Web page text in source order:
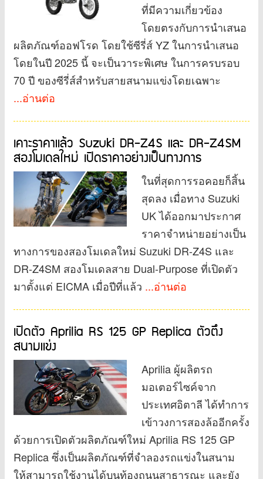
ที่มีความเกี่ยวข้อง
โดยตรงกับการนำเสนอ
ผลิตภัณฑ์ออฟโรด โดยใช้ซีรี่ส์ YZ ในการนำเสนอ
โดยในปี 2025 นี้ จะเป็นวาระพิเศษ ในการครบรอบ
70 ปี ของซีรี่ส์สำหรับสายสนามแข่งโดยเฉพาะ
...อ่านต่อ
เคาะราคาแล้ว Suzuki DR-Z4S และ DR-Z4SM
สองโมเดลใหม่ เปิดราคาอย่างเป็นทางการ
ในที่สุดการรอคอยก็สิ้น
สุดลง เมื่อทาง Suzuki
UK ได้ออกมาประกาศ
ราคาจำหน่ายอย่างเป็น
ทางการของสองโมเดลใหม่ Suzuki DR-Z4S และ
DR-Z4SM สองโมเดลสาย Dual-Purpose ที่เปิดตัว
มาตั้งแต่ EICMA เมื่อปีที่แล้ว ...อ่านต่อ
เปิดตัว Aprilia RS 125 GP Replica ตัวตึง
สนามแข่ง
Aprilia ผู้ผลิตรถ
มอเตอร์ไซค์จาก
ประเทศอิตาลี ได้ทำการ
เข้าวงการสองล้ออีกครั้ง
ด้วยการเปิดตัวผลิตภัณฑ์ใหม่ Aprilia RS 125 GP
Replica ซึ่งเป็นผลิตภัณฑ์ที่จำลองรถแข่งในสนาม
ให้สามารถใช้งานได้บนท้องถนนสาธารณะ และยัง